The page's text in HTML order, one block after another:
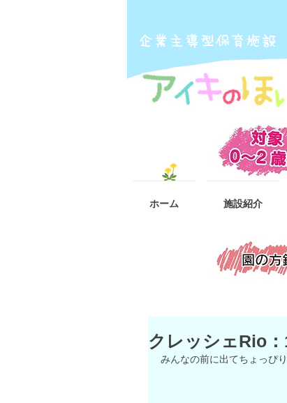
ホーム 施設紹介
​企業主導型保育施設
クレッシェRio
みんなの前に出てちょっぴ